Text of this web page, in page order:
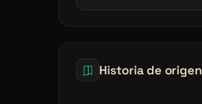
Historia de origen